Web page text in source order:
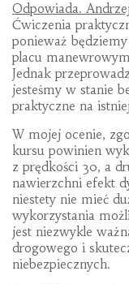
Odpowiada.
Ćwiczenia
ponieważ
placu
Jednak
jesteśmy w stanie
praktyczne na
W mojej ocenie,
kursu powinien
z prędkości 30, a
nawierzchni efekt
niestety nie mieć
wykorzystania
jest niezwykle
drogowego i
niebezpiecznych.